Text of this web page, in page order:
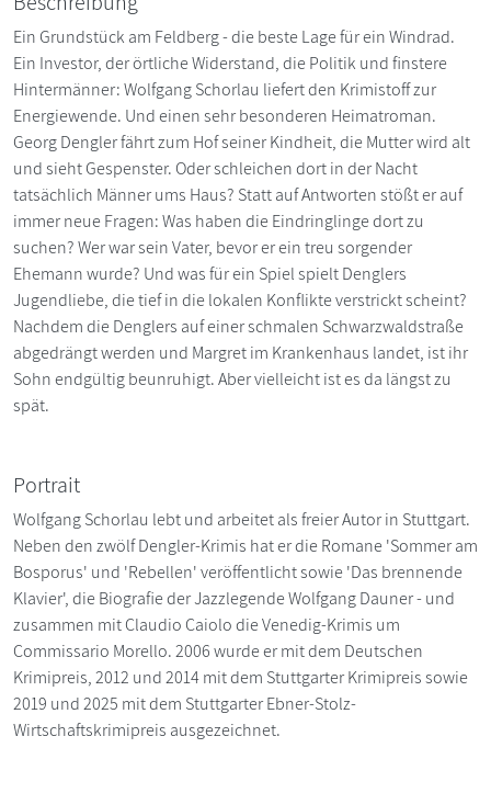
Ein Grundstück am Feldberg - die beste Lage für ein Windrad.
Ein Investor, der örtliche Widerstand, die Politik und finstere
Hintermänner: Wolfgang Schorlau liefert den Krimistoff zur
Energiewende. Und einen sehr besonderen Heimatroman.
Georg Dengler fährt zum Hof seiner Kindheit, die Mutter wird alt
und sieht Gespenster. Oder schleichen dort in der Nacht
tatsächlich Männer ums Haus? Statt auf Antworten stößt er auf
immer neue Fragen: Was haben die Eindringlinge dort zu
suchen? Wer war sein Vater, bevor er ein treu sorgender
Ehemann wurde? Und was für ein Spiel spielt Denglers
Jugendliebe, die tief in die lokalen Konflikte verstrickt scheint?
Nachdem die Denglers auf einer schmalen Schwarzwaldstraße
abgedrängt werden und Margret im Krankenhaus landet, ist ihr
Sohn endgültig beunruhigt. Aber vielleicht ist es da längst zu
spät.
Portrait
Wolfgang Schorlau lebt und arbeitet als freier Autor in Stuttgart.
Neben den zwölf Dengler-Krimis hat er die Romane 'Sommer am
Bosporus' und 'Rebellen' veröffentlicht sowie 'Das brennende
Klavier', die Biografie der Jazzlegende Wolfgang Dauner - und
zusammen mit Claudio Caiolo die Venedig-Krimis um
Commissario Morello. 2006 wurde er mit dem Deutschen
Krimipreis, 2012 und 2014 mit dem Stuttgarter Krimipreis sowie
2019 und 2025 mit dem Stuttgarter Ebner-Stolz-
Wirtschaftskrimipreis ausgezeichnet.